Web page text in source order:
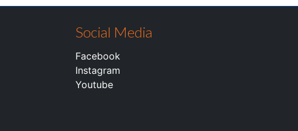
Social Media
Facebook
Instagram
Youtube